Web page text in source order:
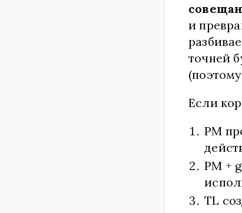
и
точней
(поэтому
Если
PM
PM +
TL